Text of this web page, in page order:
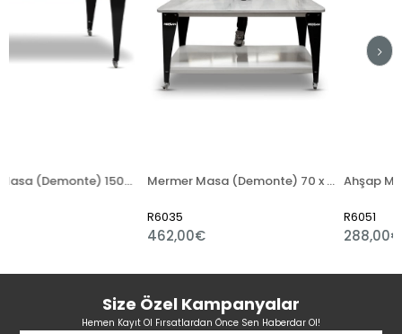
Mermer Masa (Demonte) 15080 Mermer Masa (Demonte) 70 x 140 cm (Alt Raflı)
Size Özel Kampanyalar
Hemen Kayıt Ol Fırsatlardan Önce Sen Haberdar Ol!